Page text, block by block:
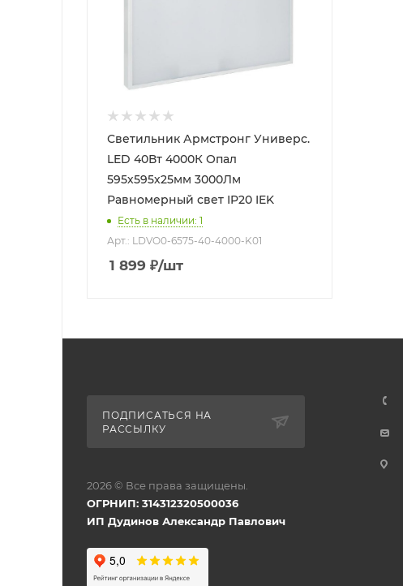
Светильник Армстронг Универс.
LED 40Вт 4000К Опал
595х595х25мм 3000Лм
Равномерный свет IP20 IEK
Есть в наличии: 1
Арт.: LDVO0-6575-40-4000-K01
1 899 ₽/шт
ПОДПИСАТЬСЯ НА
РАССЫЛКУ
2026 © Все права защищены.
ОГРНИП: 314312320500036
ИП Дудинов Александр Павлович